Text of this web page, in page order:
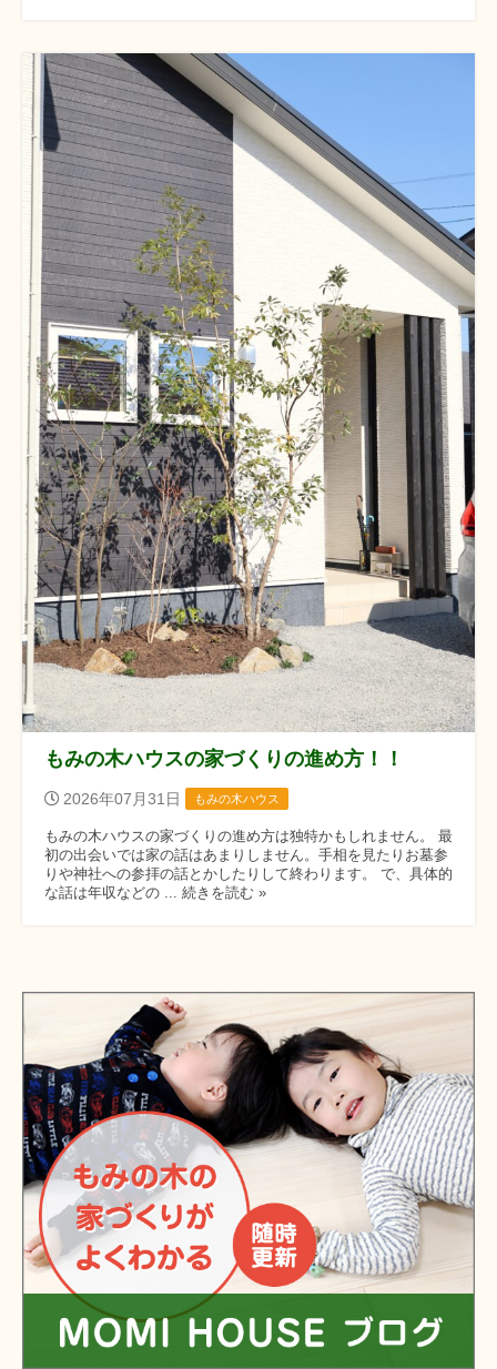
もみの木ハウスの家づくりの進め方！！
2026年07月31日 もみの木ハウス
もみの木ハウスの家づくりの進め方は独特かもしれません。 最
初の出会いでは家の話はあまりしません。手相を見たりお墓参
りや神社への参拝の話とかしたりして終わります。 で、具体的
な話は年収などの ... 続きを読む »